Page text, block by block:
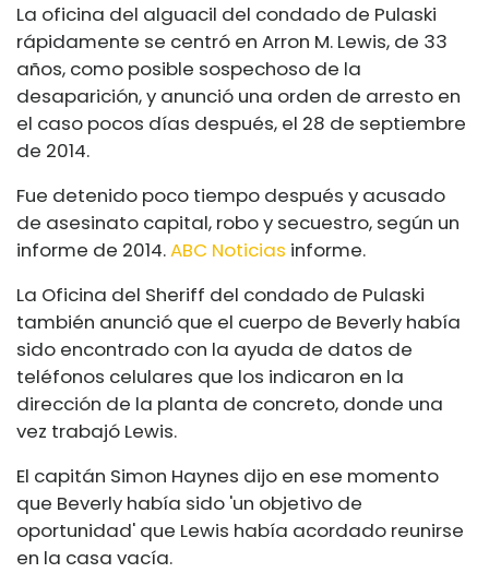
La oficina del alguacil del condado de Pulaski
rápidamente se centró en Arron M. Lewis, de 33
años, como posible sospechoso de la
desaparición, y anunció una orden de arresto en
el caso pocos días después, el 28 de septiembre
de 2014.
Fue detenido poco tiempo después y acusado
de asesinato capital, robo y secuestro, según un
informe de 2014.ABC Noticias informe.
La Oficina del Sheriff del condado de Pulaski
también anunció que el cuerpo de Beverly había
sido encontrado con la ayuda de datos de
teléfonos celulares que los indicaron en la
dirección de la planta de concreto, donde una
vez trabajó Lewis.
El capitán Simon Haynes dijo en ese momento
que Beverly había sido 'un objetivo de
oportunidad' que Lewis había acordado reunirse
en la casa vacía.